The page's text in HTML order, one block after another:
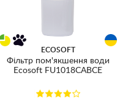
ECOSOFT
Фільтр пом'якшення води
Ecosoft FU1018CABCE